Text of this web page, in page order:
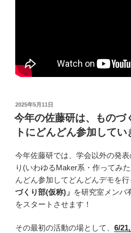
投
稿
日:
2025年5月11日
今年の佐藤研は、ものづ
トにどんどん参加してい
今年佐藤研では、学会以外の発
り(いわゆるMaker系・作ってみ
んどん参加してどんどんデモを行
づくり部(仮称)」 を研究室メンバ
をスタートさせます！
その最初の活動の場として、 6/